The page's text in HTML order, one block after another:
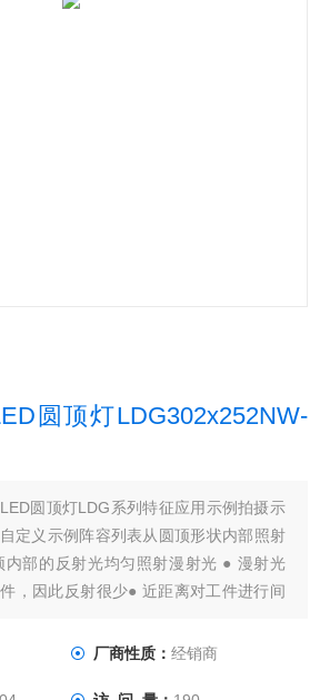
圆顶灯LDG302x252NW-
圆顶灯LDG系列特征应用示例拍摄示
定义示例阵容列表从圆顶形状内部照射
部的反射光均匀照射漫射光 ● 漫射光
件，因此反射很少● 近距离对工件进行间
印刷、食品、医疗等应用示例 光面检
厂商性质： 经销商